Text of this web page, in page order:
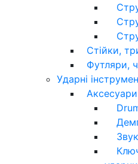
Стійки,
Футляри,
Ударні